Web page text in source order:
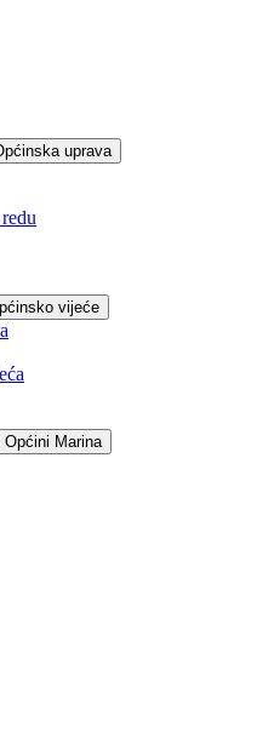
uprava
vijeće
Općini Marina